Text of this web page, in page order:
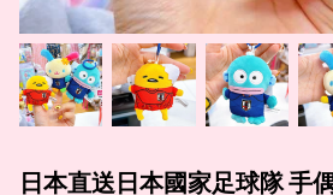
日本直送日本國家足球隊 手